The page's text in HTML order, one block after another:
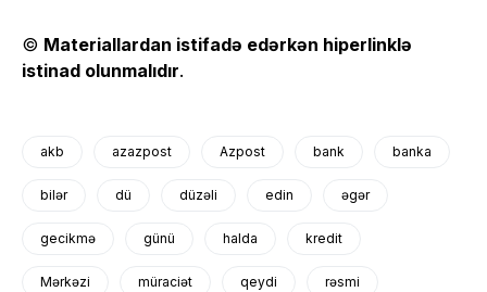
© Materiallardan istifadə edərkən hiperlinklə
istinad olunmalıdır.
akb azazpost Azpost bank banka
bilər dü düzəli edin əgər
gecikmə günü halda kredit
Mərkəzi müraciət qeydi rəsmi